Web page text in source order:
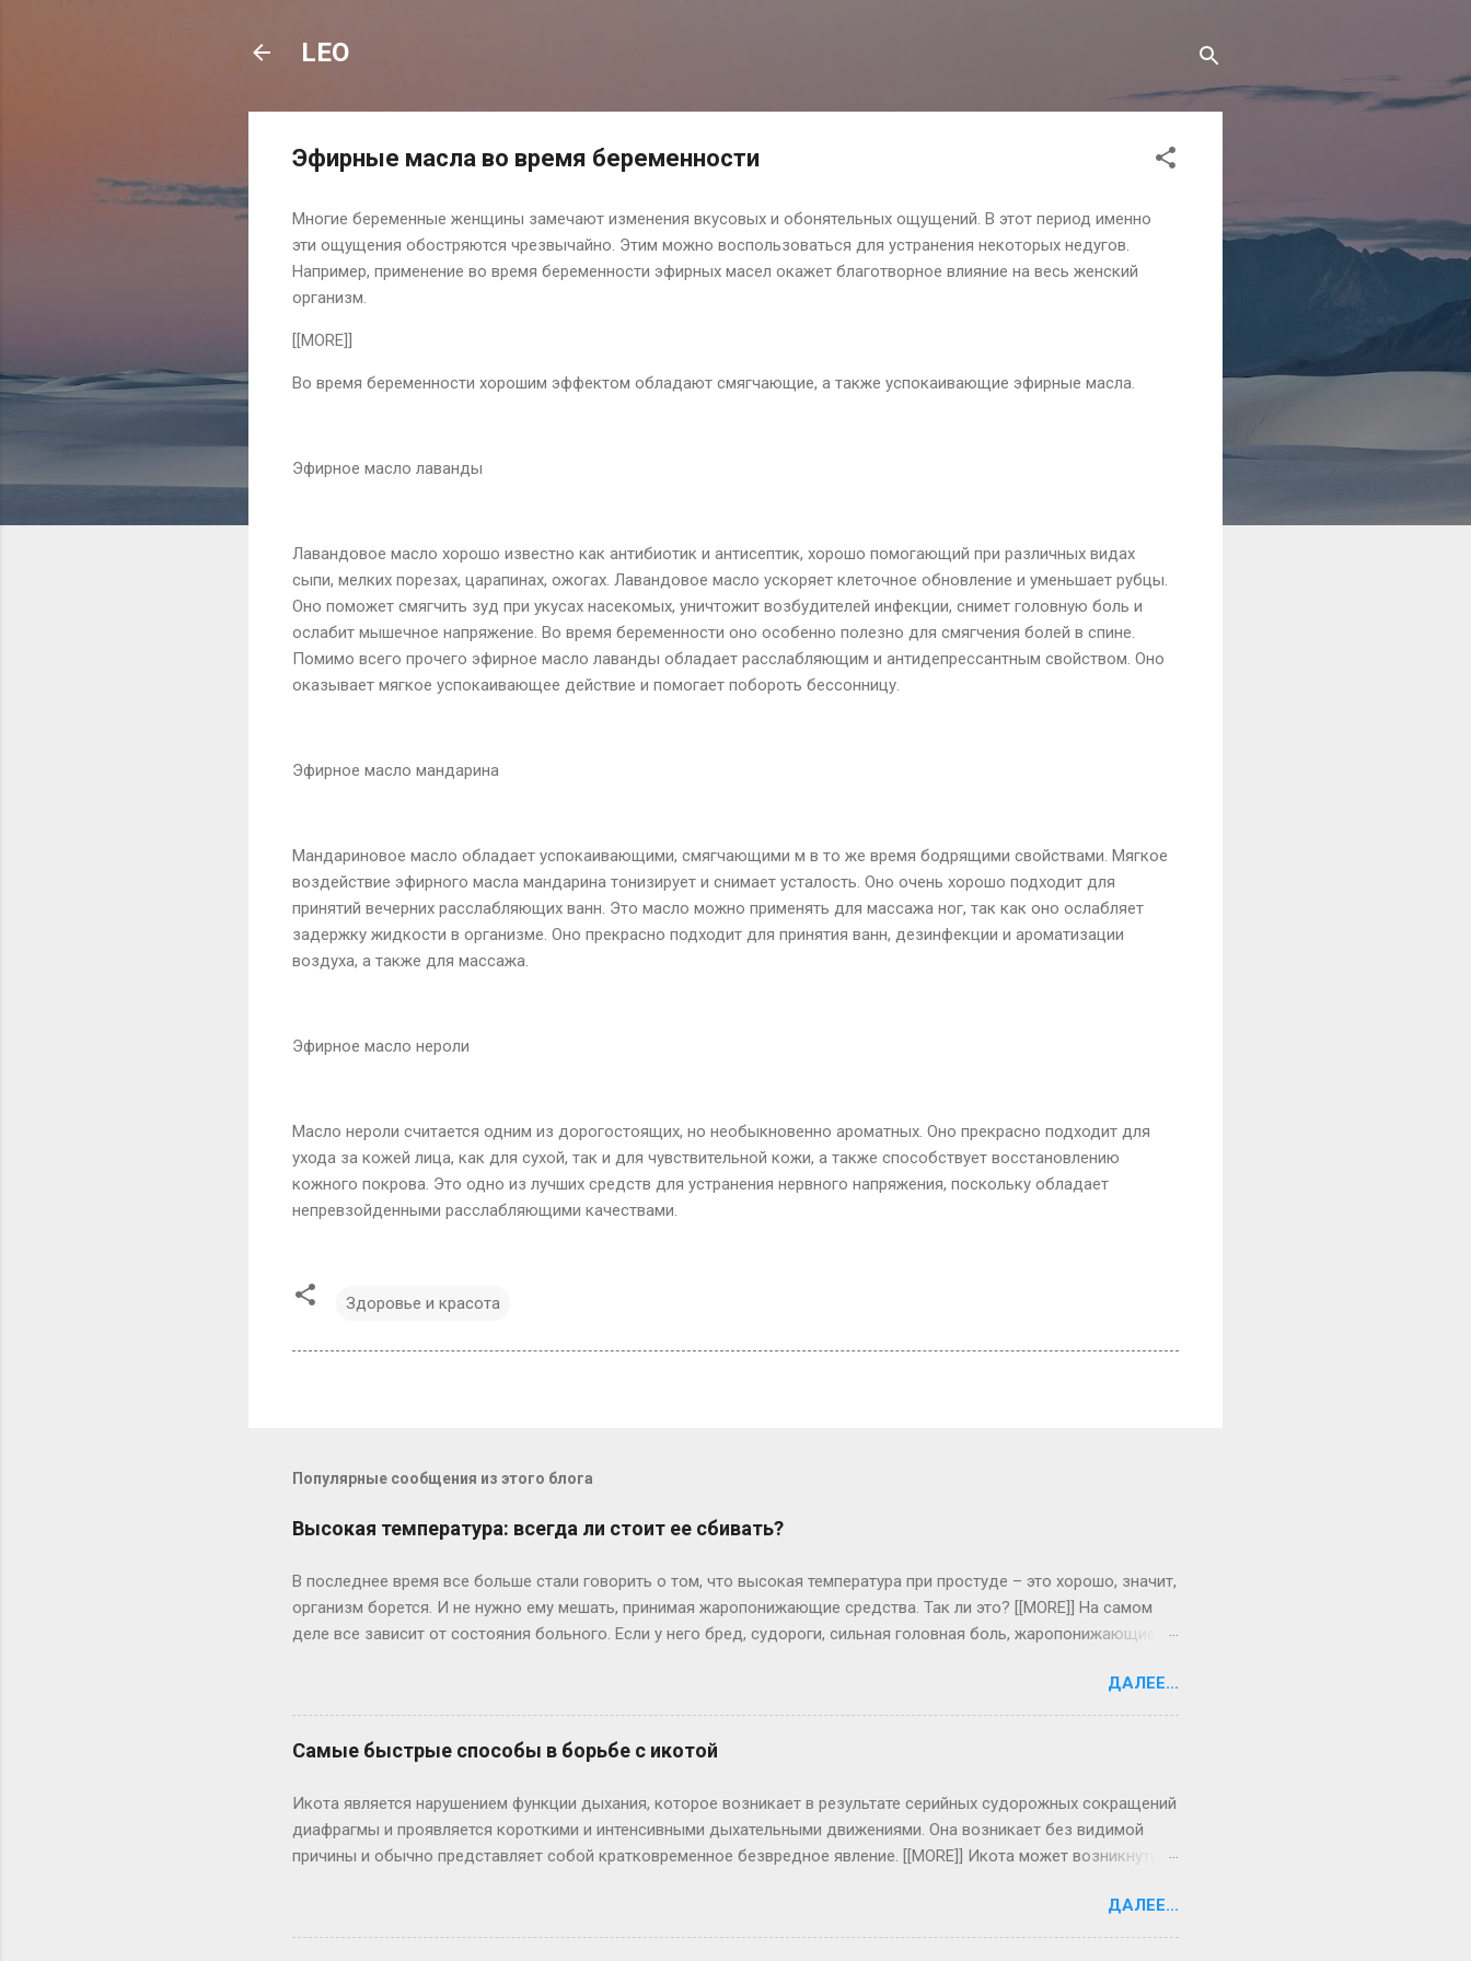
LEO
Эфирные масла во время беременности
Многие беременные женщины замечают изменения вкусовых и обонятельных ощущений. В этот период именно
эти ощущения обостряются чрезвычайно. Этим можно воспользоваться для устранения некоторых недугов.
Например, применение во время беременности эфирных масел окажет благотворное влияние на весь женский
организм.
[[MORE]]
Во время беременности хорошим эффектом обладают смягчающие, а также успокаивающие эфирные масла.
Эфирное масло лаванды
Лавандовое масло хорошо известно как антибиотик и антисептик, хорошо помогающий при различных видах
сыпи, мелких порезах, царапинах, ожогах. Лавандовое масло ускоряет клеточное обновление и уменьшает рубцы.
Оно поможет смягчить зуд при укусах насекомых, уничтожит возбудителей инфекции, снимет головную боль и
ослабит мышечное напряжение. Во время беременности оно особенно полезно для смягчения болей в спине.
Помимо всего прочего эфирное масло лаванды обладает расслабляющим и антидепрессантным свойством. Оно
оказывает мягкое успокаивающее действие и помогает побороть бессонницу.
Эфирное масло мандарина
Мандариновое масло обладает успокаивающими, смягчающими м в то же время бодрящими свойствами. Мягкое
воздействие эфирного масла мандарина тонизирует и снимает усталость. Оно очень хорошо подходит для
принятий вечерних расслабляющих ванн. Это масло можно применять для массажа ног, так как оно ослабляет
задержку жидкости в организме. Оно прекрасно подходит для принятия ванн, дезинфекции и ароматизации
воздуха, а также для массажа.
Эфирное масло нероли
Масло нероли считается одним из дорогостоящих, но необыкновенно ароматных. Оно прекрасно подходит для
ухода за кожей лица, как для сухой, так и для чувствительной кожи, а также способствует восстановлению
кожного покрова. Это одно из лучших средств для устранения нервного напряжения, поскольку обладает
непревзойденными расслабляющими качествами.
Здоровье и красота
Популярные сообщения из этого блога
Высокая температура: всегда ли стоит ее сбивать?
В последнее время все больше стали говорить о том, что высокая температура при простуде – это хорошо, значит,
организм борется. И не нужно ему мешать, принимая жаропонижающие средства. Так ли это? [[MORE]] На самом
деле все зависит от состояния больного. Если у него бред, судороги, сильная головная боль, жаропонижающие
инфекцию резким подъемом температуры, другие, у которых, как правило, низкий иммунитет, могут долго болеть
вообще без температуры. И это хуже: значит, организм не “включил” свою иммунную систему для борьбы с
инфекцией. При температуре выше 39 градусов все же лучше выпить жаропонижающие препараты, положить на
лоб (на пять-десять минут) полотенце, смоченное холодной водой – это снизит головную боль. Если болен
лекарство от температуры следует принять лишь при ново...
ДАЛЕЕ...
Самые быстрые способы в борьбе с икотой
Икота является нарушением функции дыхания, которое возникает в результате серийных судорожных сокращений
диафрагмы и проявляется короткими и интенсивными дыхательными движениями. Она возникает без видимой
причины и обычно представляет собой кратковременное безвредное явление. [[MORE]] Икота может возникнуть
непродолжительной задержкой дыхания. Также помогают несколько глотков холодной воды. Но икота также
ДАЛЕЕ...